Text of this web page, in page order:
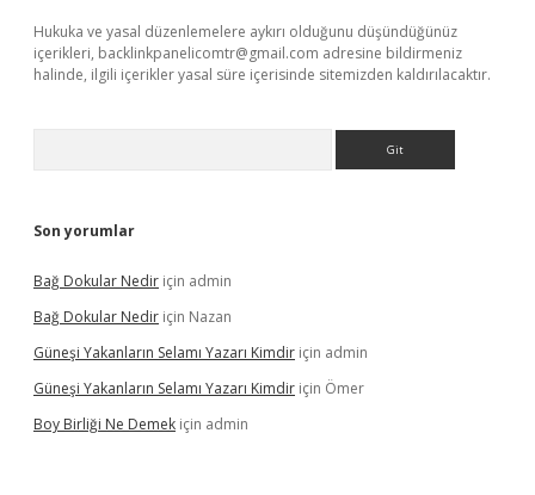
Hukuka ve yasal düzenlemelere aykırı olduğunu düşündüğünüz
içerikleri, backlinkpanelicomtr@gmail.com adresine bildirmeniz
halinde, ilgili içerikler yasal süre içerisinde sitemizden kaldırılacaktır.
Son yorumlar
Bağ Dokular Nedir için admin
Bağ Dokular Nedir için Nazan
Güneşi Yakanların Selamı Yazarı Kimdir için admin
Güneşi Yakanların Selamı Yazarı Kimdir için Ömer
Boy Birliği Ne Demek için admin